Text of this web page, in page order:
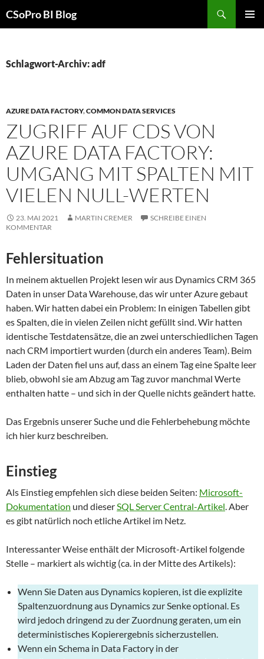
Inhalt
CSoPro BI Blog
Schlagwort-Archiv: adf
AZURE DATA FACTORY,COMMON DATA SERVICES
ZUGRIFF AUF CDS VON
AZURE DATA FACTORY:
UMGANG MIT SPALTEN MIT
VIELEN NULL-WERTEN
23. MAI 2021 MARTIN CREMER
SCHREIBE EINEN
KOMMENTAR
Fehlersituation
In meinem aktuellen Projekt lesen wir aus Dynamics CRM 365
Daten in unser Data Warehouse, das wir unter Azure gebaut
haben. Wir hatten dabei ein Problem: In einigen Tabellen gibt
es Spalten, die in vielen Zeilen nicht gefüllt sind. Wir hatten
identische Testdatensätze, die an zwei unterschiedlichen Tagen
nach CRM importiert wurden (durch ein anderes Team). Beim
Laden der Daten fiel uns auf, dass an einem Tag eine Spalte leer
blieb, obwohl sie am Abzug am Tag zuvor manchmal Werte
enthalten hatte – und sich in der Quelle nichts geändert hatte.
Das Ergebnis unserer Suche und die Fehlerbehebung möchte
ich hier kurz beschreiben.
Einstieg
Als Einstieg empfehlen sich diese beiden Seiten: Microsoft-
Dokumentation und dieserSQL Server Central-Artikel. Aber
es gibt natürlich noch etliche Artikel im Netz.
Interessanter Weise enthält der Microsoft-Artikel folgende
Stelle – markiert als wichtig (ca. in der Mitte des Artikels):
Wenn Sie Daten aus Dynamics kopieren, ist die explizite
Spaltenzuordnung aus Dynamics zur Senke optional. Es
wird jedoch dringend zu der Zuordnung geraten, um ein
deterministisches Kopierergebnis sicherzustellen.
Wenn ein Schema in Data Factory in der